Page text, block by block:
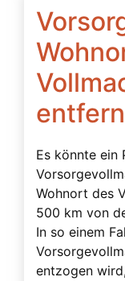
Es könnte ein
Wohnort des
500 km von
In so einem
entzogen
Beglaubigung
Beratung
Betreuung
Betreuung in